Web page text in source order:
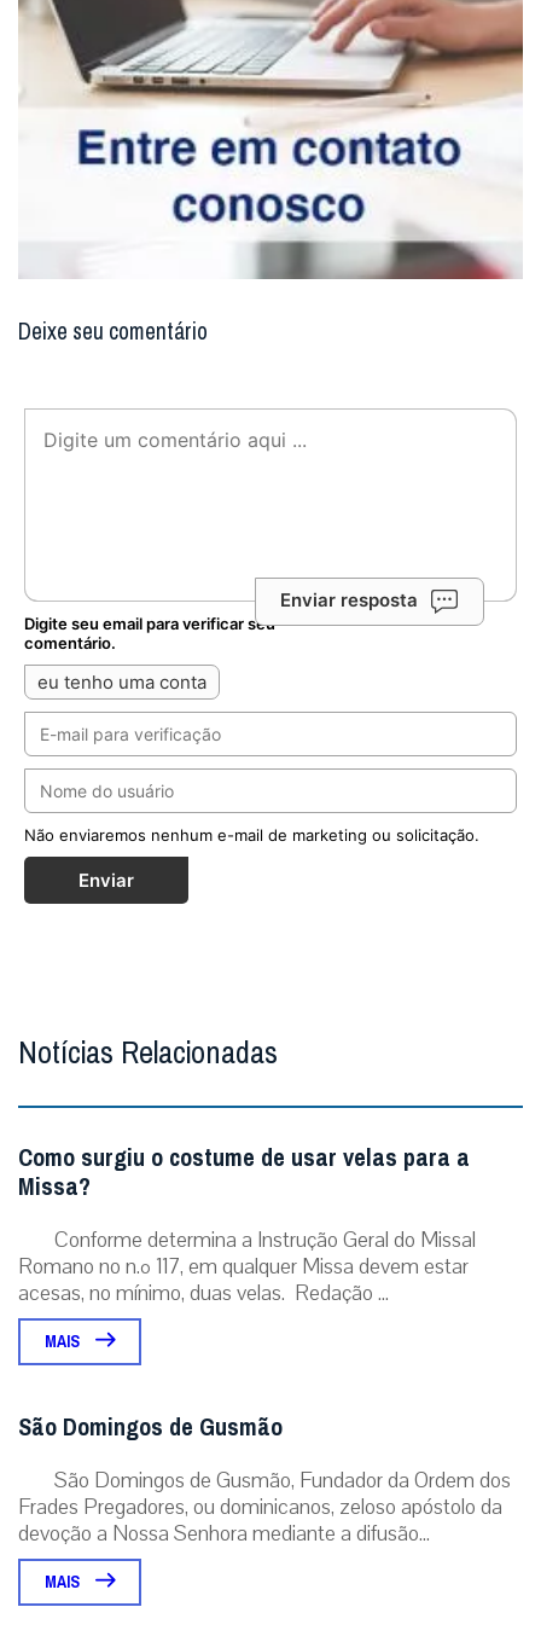
Deixe seu comentário
Enviar resposta
Digite seu email para verificar seu
comentário.
eu tenho uma conta
Não enviaremos nenhum e-mail de marketing ou solicitação.
Enviar
Notícias Relacionadas
Como surgiu o costume de usar velas para a
Missa?
Conforme determina a Instrução Geral do Missal
Romano no n.º 117, em qualquer Missa devem estar
acesas, no mínimo, duas velas. Redação ...
MAIS
São Domingos de Gusmão
São Domingos de Gusmão, Fundador da Ordem dos
Frades Pregadores, ou dominicanos, zeloso apóstolo da
devoção a Nossa Senhora mediante a difusão...
MAIS